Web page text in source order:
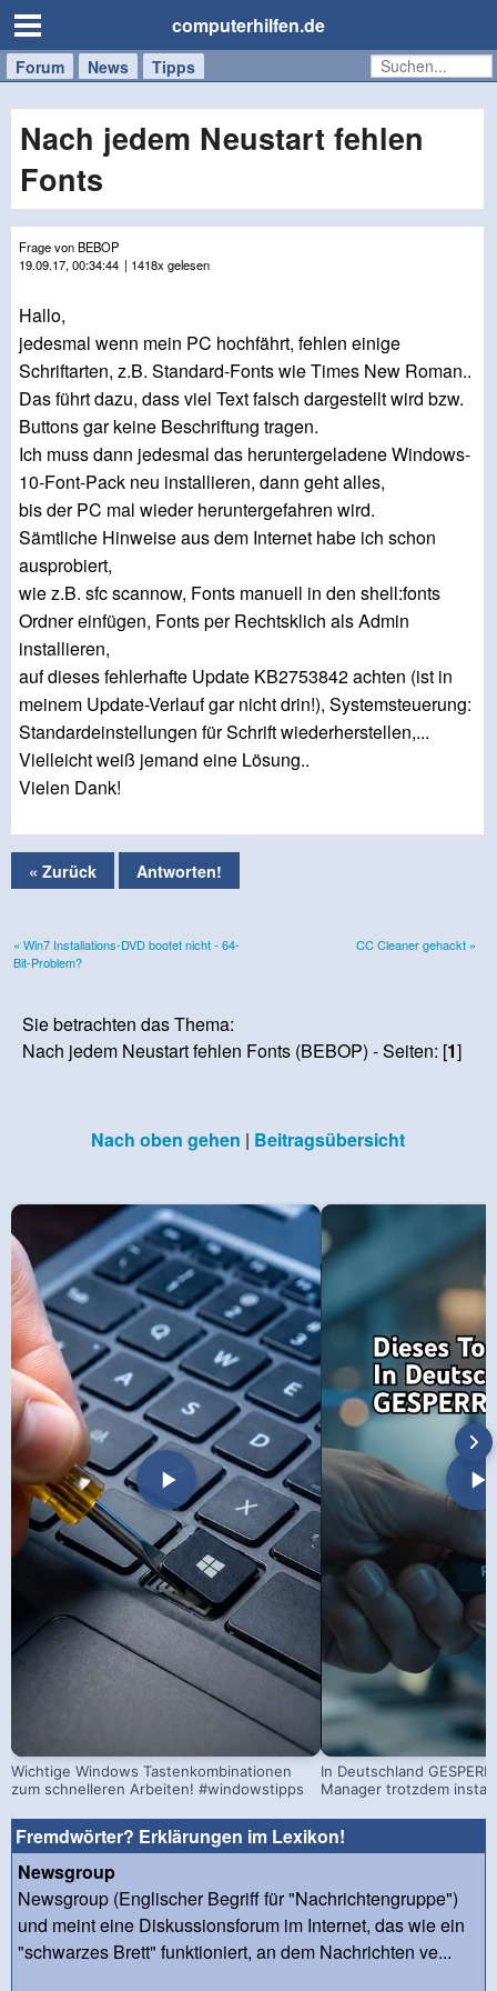
computerhilfen.de
Forum News Tipps
Handy
Tablet
Windows
Mac
Nach jedem Neustart fehlen
Fonts
Frage von BEBOP
19.09.17, 00:34:44 | 1418x gelesen
Hallo,
jedesmal wenn mein PC hochfährt, fehlen einige
Schriftarten, z.B. Standard-Fonts wie Times New Roman..
Das führt dazu, dass viel Text falsch dargestellt wird bzw.
Buttons gar keine Beschriftung tragen.
Ich muss dann jedesmal das heruntergeladene Windows-
10-Font-Pack neu installieren, dann geht alles,
bis der PC mal wieder heruntergefahren wird.
Sämtliche Hinweise aus dem Internet habe ich schon
ausprobiert,
wie z.B. sfc scannow, Fonts manuell in den shell:fonts
Ordner einfügen, Fonts per Rechtsklich als Admin
installieren,
auf dieses fehlerhafte Update KB2753842 achten (ist in
meinem Update-Verlauf gar nicht drin!), Systemsteuerung:
Standardeinstellungen für Schrift wiederherstellen,...
Vielleicht weiß jemand eine Lösung..
Vielen Dank!
« Zurück Antworten!
« Win7 Installations-DVD bootet nicht - 64-
Bit-Problem?
CC Cleaner gehackt »
Sie betrachten das Thema:
Nach jedem Neustart fehlen Fonts (BEBOP) - Seiten: [1]
Nach oben gehen | Beitragsübersicht
Wichtige Windows Tastenkombinationen
zum schnelleren Arbeiten! #windowstipps
In Deutschland
Manager trotzdem
Fremdwörter? Erklärungen im Lexikon!
Newsgroup
Newsgroup (Englischer Begriff für "Nachrichtengruppe")
und meint eine Diskussionsforum im Internet, das wie ein
"schwarzes Brett" funktioniert, an dem Nachrichten ve...